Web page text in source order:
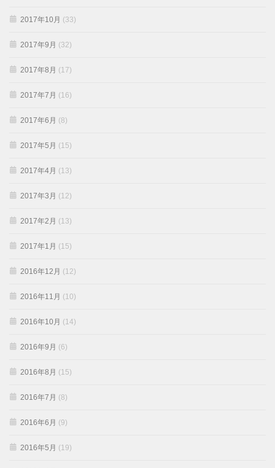
2017年10月 (33)
2017年9月 (32)
2017年8月 (17)
2017年7月 (16)
2017年6月 (8)
2017年5月 (15)
2017年4月 (13)
2017年3月 (12)
2017年2月 (13)
2017年1月 (15)
2016年12月 (12)
2016年11月 (10)
2016年10月 (14)
2016年9月 (6)
2016年8月 (15)
2016年7月 (8)
2016年6月 (9)
2016年5月 (19)